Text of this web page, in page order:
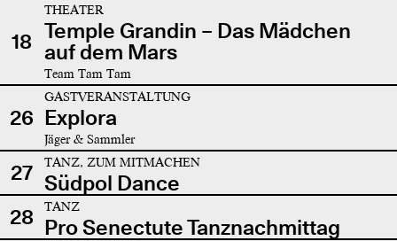
18
THEATER
Temple Grandin – Das Mädchen
auf dem Mars
Team Tam Tam
26
GASTVERANSTALTUNG
Explora
Jäger & Sammler
27 TANZ, ZUM MITMACHEN
Südpol Dance
28
TANZ
Pro Senectute Tanznachmittag